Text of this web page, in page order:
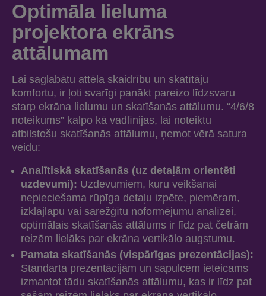
Optimāla lieluma
projektora ekrāns
attālumam
Lai saglabātu attēla skaidrību un skatītāju
komfortu, ir ļoti svarīgi panākt pareizo līdzsvaru
starp ekrāna lielumu un skatīšanās attālumu. “4/6/8
noteikums” kalpo kā vadlīnijas, lai noteiktu
atbilstošu skatīšanās attālumu, ņemot vērā satura
veidu:
Analītiskā skatīšanās (uz detaļām orientēti
uzdevumi): Uzdevumiem, kuru veikšanai
nepieciešama rūpīga detaļu izpēte, piemēram,
izklājlapu vai sarežģītu noformējumu analīzei,
optimālais skatīšanās attālums ir līdz pat četrām
reizēm lielāks par ekrāna vertikālo augstumu.
Pamata skatīšanās (vispārīgas prezentācijas):
Standarta prezentācijām un sapulcēm ieteicams
izmantot tādu skatīšanās attālumu, kas ir līdz pat